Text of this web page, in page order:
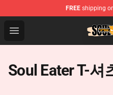
FREE shipping
Open menu
Soul Eater Store -
Soul Eater T-셔